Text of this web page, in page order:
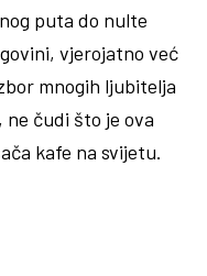
puta do nulte
vjerojatno već
mnogih ljubitelja
čudi što je ova
kafe na svijetu.